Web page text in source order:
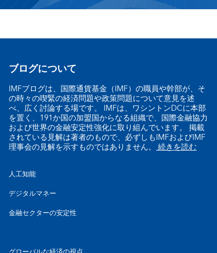
ブログについて
IMFブログは、国際通貨基金（IMF）の職員や幹部が、そ
の時々の喫緊の経済問題や政策問題について意見を述
べ、広く討論する場です。 IMFは、ワシントンDCに本部
を置く、191か国の加盟国からなる組織で、国際金融協力
および世界の金融安定性強化に取り組んでいます。 掲載
されている見解は著者のもので、必ずしもIMFおよびIMF
理事会の見解を示すものではありません。 続きを読む
人工知能
デジタルマネー
金融セクターの安定性